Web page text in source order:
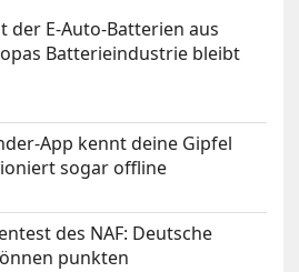
der E-Auto-Batterien aus
Batterieindustrie bleibt
App kennt deine Gipfel
sogar offline
des NAF: Deutsche
punkten